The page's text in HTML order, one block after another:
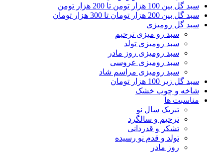
100 هزار تومن تا 200 هزار تومن
200 هزار تومان تا 300 هزار تومان
گل رومیزی
سبد رو میزی ترحیم
سبد رومیزی تولد
سبد رومیزی روز مادر
سبد رومیزی عروسی
سبد رومیزی مراسم شاد
زیر 100 هزار تومان
و چوب خشک
ها
تبریک سال نو
ترحیم و سالگرد
تشکر و قدردانی
تولد و قدم نو رسیده
روز مادر